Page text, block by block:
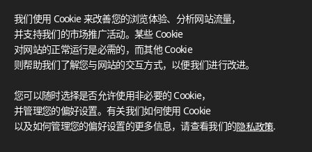
What These Certifications Mean
灵感画廊
我们使用 Cookie 来改善您的浏览体验、分析网站流量，
并支持我们的市场推广活动。某些 Cookie
对网站的正常运行是必需的，而其他 Cookie
则帮助我们了解您与网站的交互方式，以便我们进行改进。
您可以随时选择是否允许使用非必要的 Cookie，
并管理您的偏好设置。有关我们如何使用 Cookie
以及如何管理您的偏好设置的更多信息，请查看我们的隐私政策.